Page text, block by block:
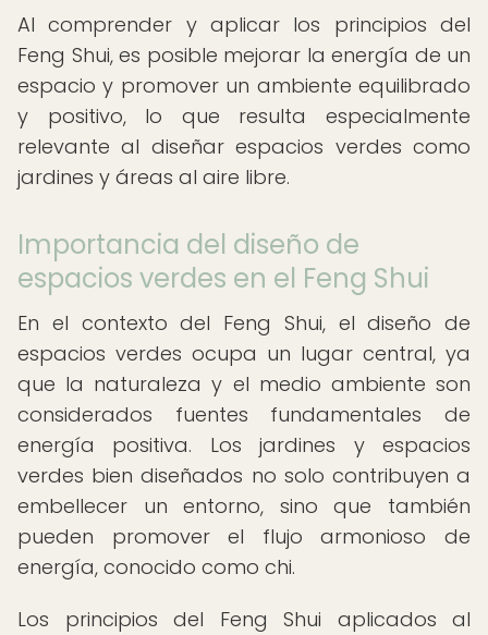
Al comprender y aplicar los principios del
Feng Shui, es posible mejorar la energía de un
espacio y promover un ambiente equilibrado
y positivo, lo que resulta especialmente
relevante al diseñar espacios verdes como
jardines y áreas al aire libre.
Importancia del diseño de
espacios verdes en el Feng Shui
En el contexto del Feng Shui, el diseño de
espacios verdes ocupa un lugar central, ya
que la naturaleza y el medio ambiente son
considerados fuentes fundamentales de
energía positiva. Los jardines y espacios
verdes bien diseñados no solo contribuyen a
embellecer un entorno, sino que también
pueden promover el flujo armonioso de
energía, conocido como chi.
Los principios del Feng Shui aplicados al